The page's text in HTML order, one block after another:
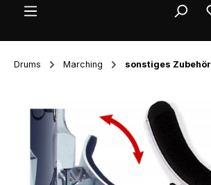
Drums Marching sonstiges Zubehör
Bildergalerie überspringen